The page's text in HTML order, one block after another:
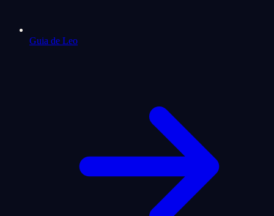
Guia de Leo